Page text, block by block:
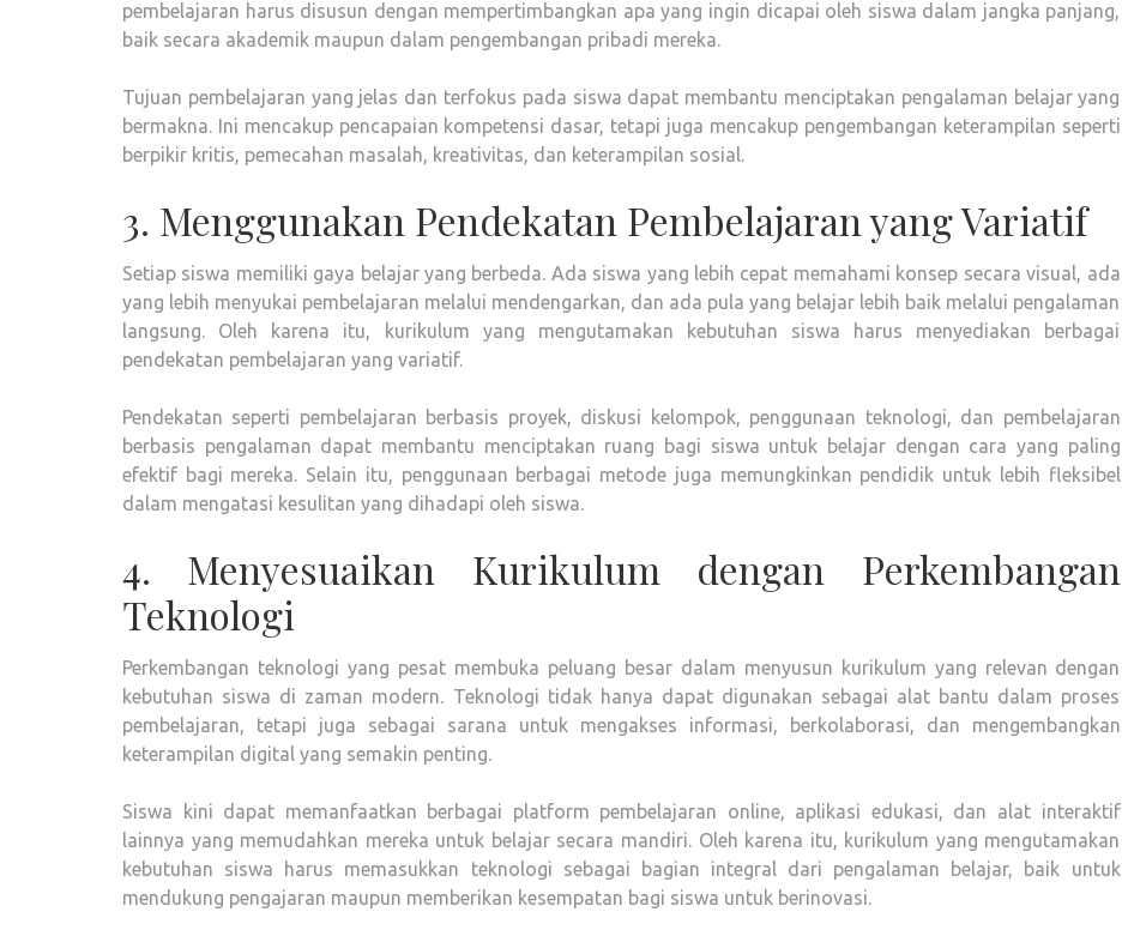
pembelajaran harus disusun dengan mempertimbangkan apa yang ingin dicapai oleh siswa dalam jangka panjang,
baik secara akademik maupun dalam pengembangan pribadi mereka.
Tujuan pembelajaran yang jelas dan terfokus pada siswa dapat membantu menciptakan pengalaman belajar yang
bermakna. Ini mencakup pencapaian kompetensi dasar, tetapi juga mencakup pengembangan keterampilan seperti
berpikir kritis, pemecahan masalah, kreativitas, dan keterampilan sosial.
3. Menggunakan Pendekatan Pembelajaran yang Variatif
Setiap siswa memiliki gaya belajar yang berbeda. Ada siswa yang lebih cepat memahami konsep secara visual, ada
yang lebih menyukai pembelajaran melalui mendengarkan, dan ada pula yang belajar lebih baik melalui pengalaman
langsung. Oleh karena itu, kurikulum yang mengutamakan kebutuhan siswa harus menyediakan berbagai
pendekatan pembelajaran yang variatif.
Pendekatan seperti pembelajaran berbasis proyek, diskusi kelompok, penggunaan teknologi, dan pembelajaran
berbasis pengalaman dapat membantu menciptakan ruang bagi siswa untuk belajar dengan cara yang paling
efektif bagi mereka. Selain itu, penggunaan berbagai metode juga memungkinkan pendidik untuk lebih fleksibel
dalam mengatasi kesulitan yang dihadapi oleh siswa.
4. Menyesuaikan Kurikulum dengan Perkembangan
Teknologi
Perkembangan teknologi yang pesat membuka peluang besar dalam menyusun kurikulum yang relevan dengan
kebutuhan siswa di zaman modern. Teknologi tidak hanya dapat digunakan sebagai alat bantu dalam proses
pembelajaran, tetapi juga sebagai sarana untuk mengakses informasi, berkolaborasi, dan mengembangkan
keterampilan digital yang semakin penting.
Siswa kini dapat memanfaatkan berbagai platform pembelajaran online, aplikasi edukasi, dan alat interaktif
lainnya yang memudahkan mereka untuk belajar secara mandiri. Oleh karena itu, kurikulum yang mengutamakan
kebutuhan siswa harus memasukkan teknologi sebagai bagian integral dari pengalaman belajar, baik untuk
mendukung pengajaran maupun memberikan kesempatan bagi siswa untuk berinovasi.